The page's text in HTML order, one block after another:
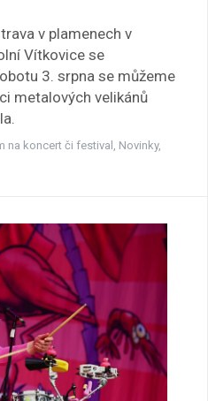
v plamenech v
Vítkovice se
3. srpna se můžeme
metalových velikánů
na koncert či festival Novinky,